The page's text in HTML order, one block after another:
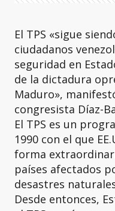
El TPS «sigue
ciudadanos
seguridad en
de la dictadura
Maduro»,
congresista Díaz-
El TPS es un
1990 con el que
forma
países afectados
desastres
Desde entonces,